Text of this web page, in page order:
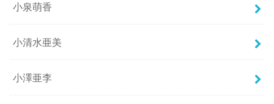
小泉萌香
小清水亜美
小澤亜李